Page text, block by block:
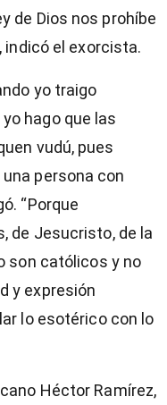
de Dios nos prohíbe
indicó el exorcista.
yo traigo
hago que las
vudú, pues
persona con
“Porque
de Jesucristo, de la
son católicos y no
y expresión
lo esotérico con lo
Héctor Ramírez,